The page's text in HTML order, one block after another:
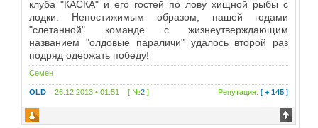
клуба "КАСКА" и его гостей по лову хищной рыбы с
лодки. Непостижимым образом, нашей годами
"слетанной" команде с жизнеутверждающим
названием "олдовые параличи" удалось второй раз
подряд одержать победу!
Семен
OLD 26.12.2013 • 01:51 [ №2 ] Репутация: [+ 145 ]